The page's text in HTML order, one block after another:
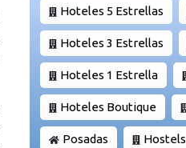
Hoteles 5 Estrellas
Hoteles 3 Estrellas
Hoteles 1 Estrella
Hoteles Boutique
Posadas Hostels